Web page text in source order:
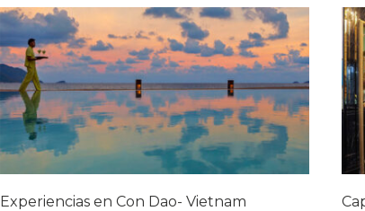
Experiencias en Con Dao- Vietnam